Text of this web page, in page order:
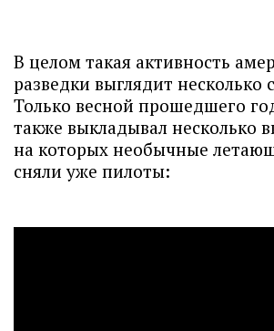
В целом такая активность
разведки выглядит несколько
Только весной прошедшего
также выкладывал несколько
на которых необычные
сняли уже пилоты: